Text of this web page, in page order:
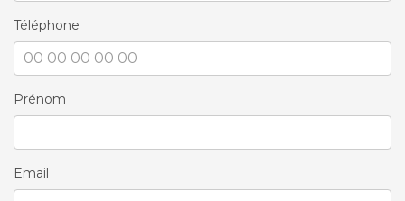
Téléphone
Prénom
Email